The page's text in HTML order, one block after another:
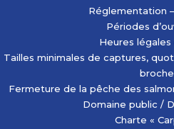
Réglementation
Périodes
Heures
Tailles minimales de captures,
Fermeture de la pêche des
Domaine public /
Charte «